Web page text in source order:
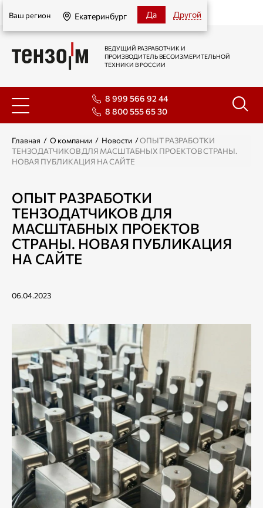
Екатеринбург
Ваш регион Екатеринбург Да Другой
ВЕДУЩИЙ РАЗРАБОТЧИК И
ПРОИЗВОДИТЕЛЬ ВЕСОИЗМЕРИТЕЛЬНОЙ
ТЕХНИКИ В РОССИИ
8 999 566 92 44
8 800 555 65 30
Главная / О компании / Новости /ОПЫТ РАЗРАБОТКИ
ТЕНЗОДАТЧИКОВ ДЛЯ МАСШТАБНЫХ ПРОЕКТОВ СТРАНЫ.
НОВАЯ ПУБЛИКАЦИЯ НА САЙТЕ
ОПЫТ РАЗРАБОТКИ
ТЕНЗОДАТЧИКОВ ДЛЯ
МАСШТАБНЫХ ПРОЕКТОВ
СТРАНЫ. НОВАЯ ПУБЛИКАЦИЯ
НА САЙТЕ
06.04.2023